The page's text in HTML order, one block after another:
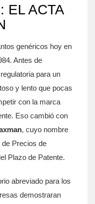
EL ACTA
genéricos hoy en
Antes de
para un
y lento que pocas
con la marca
Eso cambió con
, cuyo nombre
Precios de
Plazo de Patente.
abreviado para los
demostraran